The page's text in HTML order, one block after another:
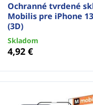
Ochranné tvrdené
Mobilis pre iPhone
(3D)
Skladom
4,92 €